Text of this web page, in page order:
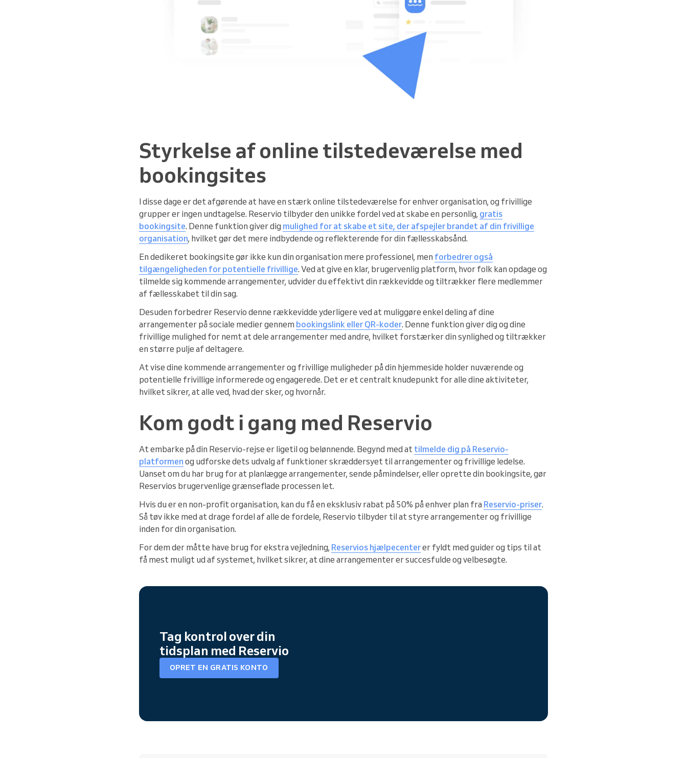
Styrkelse af online tilstedeværelse med
bookingsites
I disse dage er det afgørende at have en stærk online tilstedeværelse for enhver organisation, og frivillige
grupper er ingen undtagelse. Reservio tilbyder den unikke fordel ved at skabe en personlig, gratis
bookingsite. Denne funktion giver dig mulighed for at skabe et site, der afspejler brandet af din frivillige
organisation, hvilket gør det mere indbydende og reflekterende for din fællesskabsånd.
En dedikeret bookingsite gør ikke kun din organisation mere professionel, men forbedrer også
tilgængeligheden for potentielle frivillige. Ved at give en klar, brugervenlig platform, hvor folk kan opdage og
tilmelde sig kommende arrangementer, udvider du effektivt din rækkevidde og tiltrækker flere medlemmer
af fællesskabet til din sag.
Desuden forbedrer Reservio denne rækkevidde yderligere ved at muliggøre enkel deling af dine
arrangementer på sociale medier gennem bookingslink eller QR-koder. Denne funktion giver dig og dine
frivillige mulighed for nemt at dele arrangementer med andre, hvilket forstærker din synlighed og tiltrækker
en større pulje af deltagere.
At vise dine kommende arrangementer og frivillige muligheder på din hjemmeside holder nuværende og
potentielle frivillige informerede og engagerede. Det er et centralt knudepunkt for alle dine aktiviteter,
hvilket sikrer, at alle ved, hvad der sker, og hvornår.
Kom godt i gang med Reservio
At embarke på din Reservio-rejse er ligetil og belønnende. Begynd med at tilmelde dig på Reservio-
platformen og udforske dets udvalg af funktioner skræddersyet til arrangementer og frivillige ledelse.
Uanset om du har brug for at planlægge arrangementer, sende påmindelser, eller oprette din bookingsite, gør
Reservios brugervenlige grænseflade processen let.
Hvis du er en non-profit organisation, kan du få en eksklusiv rabat på 50% på enhver plan fra Reservio-priser.
Så tøv ikke med at drage fordel af alle de fordele, Reservio tilbyder til at styre arrangementer og frivillige
inden for din organisation.
For dem der måtte have brug for ekstra vejledning, Reservios hjælpecenterer fyldt med guider og tips til at
få mest muligt ud af systemet, hvilket sikrer, at dine arrangementer er succesfulde og velbesøgte.
Tag kontrol over din
tidsplan med Reservio
OPRET EN GRATIS KONTO